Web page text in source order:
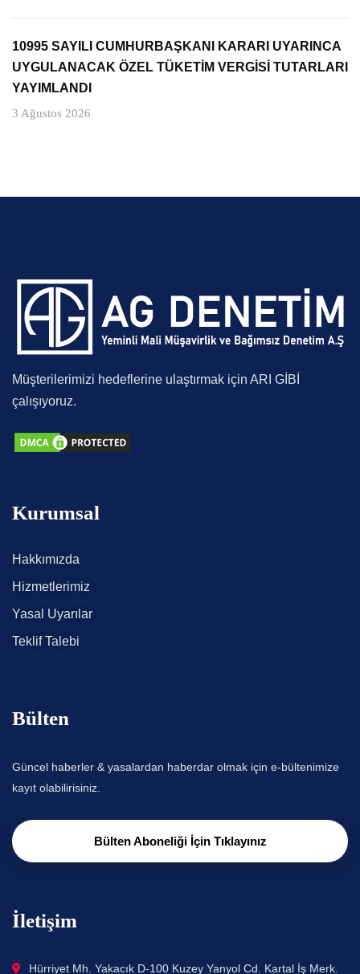
10995 SAYILI CUMHURBAŞKANI KARARI UYARINCA
UYGULANACAK ÖZEL TÜKETİM VERGİSİ TUTARLARI
YAYIMLANDI
3 Ağustos 2026
Müşterilerimizi hedeflerine ulaştırmak için ARI GİBİ
çalışıyoruz.
Kurumsal
Hakkımızda
Hizmetlerimiz
Yasal Uyarılar
Teklif Talebi
Bülten
Güncel haberler & yasalardan haberdar olmak için e-bültenimize
kayıt olabilirisiniz.
Bülten Aboneliği İçin Tıklayınız
İletişim
Hürriyet Mh. Yakacık D-100 Kuzey Yanyol Cd. Kartal İş Merk.